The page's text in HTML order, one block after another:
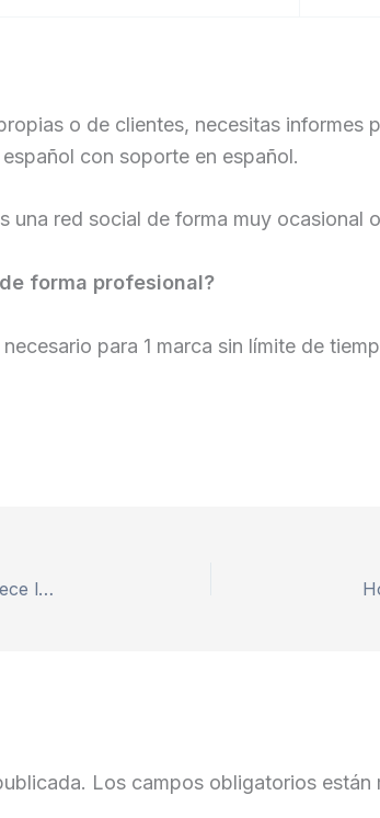
o de clientes, necesitas informes
con soporte en español.
una red social de forma muy ocasional
forma profesional?
para 1 marca sin límite de
Synthesia en Español: Review Honesta 2026 — ¿Merece la Pena para Crear Vídeos con IA?
Los campos obligatorios están